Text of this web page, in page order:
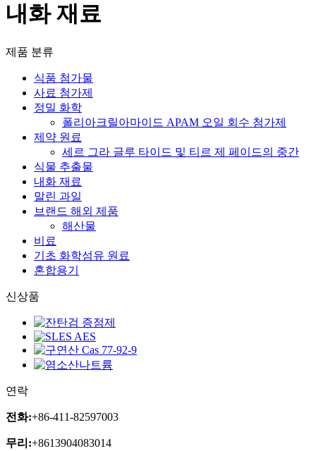
내화 재료
제품 분류
식품 첨가물
사료 첨가제
정밀 화학
폴리아크릴아마이드 APAM 오일 회수 첨가제
제약 원료
세르 그라 글루 타이드 및 티르 제 페이드의 중간
식물 추출물
내화 재료
말린 과일
브랜드 해외 제품
해산물
비료
기초 화학섬유 원료
혼합용기
신상품
연락
전화:+86-411-82597003
무리:+8613904083014